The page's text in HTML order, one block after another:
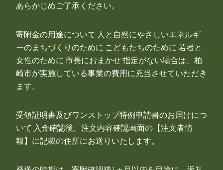
あらかじめご了承ください。
寄附金の用途について 人と自然にやさしいエネルギ
ーのまちづくりのために こどもたちのために 若者と
女性のために 市長におまかせ 指定がない場合は、柏
崎市が実施している事業の費用に充当させていただき
ます。
受領証明書及びワンストップ特例申請書のお届けにつ
いて 入金確認後、注文内容確認画面の【注文者情
報】に記載の住所にお送りいたします。